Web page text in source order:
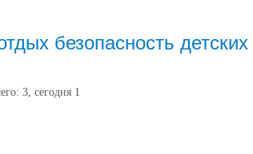
безопасность детских
3, сегодня 1